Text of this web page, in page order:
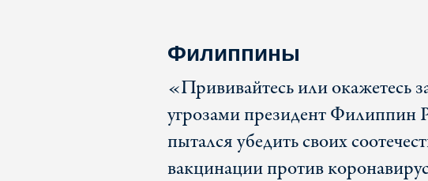
Филиппины
«Прививайтесь или
угрозами президент Филиппин
пытался убедить своих
вакцинации против